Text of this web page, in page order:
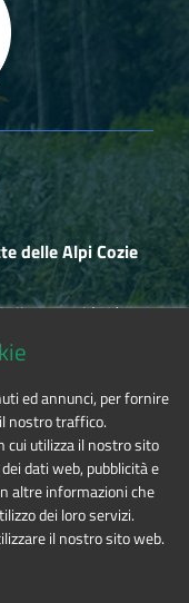
delle Alpi Cozie
(TO)
ed annunci, per fornire
nostro traffico.
cui utilizza il nostro sito
dati web, pubblicità e
altre informazioni che
dei loro servizi.
il nostro sito web.